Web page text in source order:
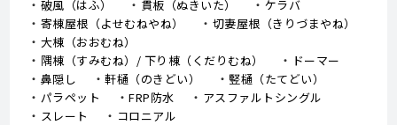
破風（はふ）
貫板（ぬきいた）
ケラバ
寄棟屋根（よせむねやね）
切妻屋根（きりづまやね）
大棟（おおむね）
隅棟（すみむね）/ 下り棟（くだりむね）
ドーマー
鼻隠し
軒樋（のきどい）
竪樋（たてどい）
パラペット
FRP防水
アスファルトシングル
スレート
コロニアル